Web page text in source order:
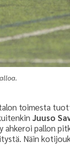
toimesta
Juuso
ahkeroi pallon
Näin